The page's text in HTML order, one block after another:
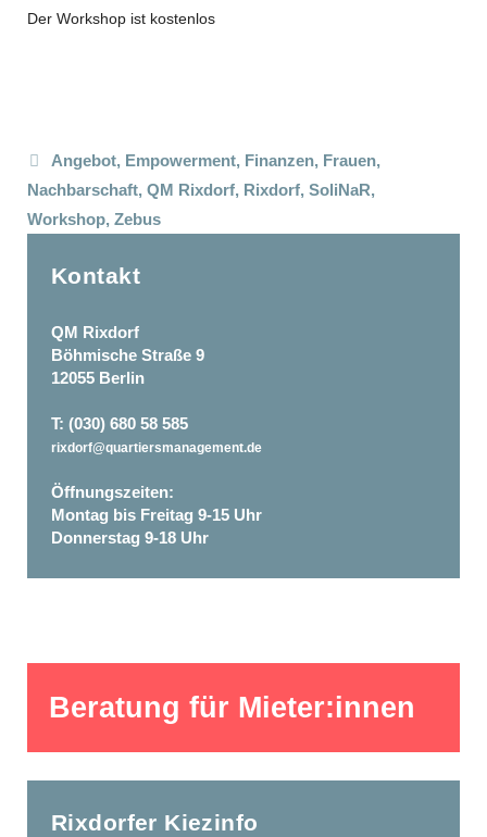
Der Workshop ist kostenlos
Schlagwörter
Angebot, Empowerment, Finanzen, Frauen,
Nachbarschaft, QM Rixdorf, Rixdorf, SoliNaR,
Workshop, Zebus
Kontakt
QM Rixdorf
Böhmische Straße 9
12055 Berlin
T: (030) 680 58 585
rixdorf@quartiersmanagement.de
Öffnungszeiten:
Montag bis Freitag 9-15 Uhr
Donnerstag 9-18 Uhr
Beratung für Mieter:innen
Rixdorfer Kiezinfo